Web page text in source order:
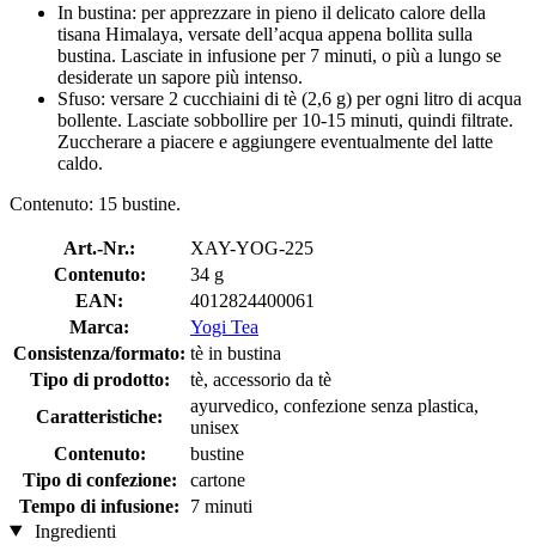
In bustina: per apprezzare in pieno il delicato calore della
tisana Himalaya, versate dell’acqua appena bollita sulla
bustina. Lasciate in infusione per 7 minuti, o più a lungo se
desiderate un sapore più intenso.
Sfuso: versare 2 cucchiaini di tè (2,6 g) per ogni litro di acqua
bollente. Lasciate sobbollire per 10-15 minuti, quindi filtrate.
Zuccherare a piacere e aggiungere eventualmente del latte
caldo.
Contenuto: 15 bustine.
Art.-Nr.:
XAY-YOG-225
Contenuto:
34 g
EAN:
4012824400061
Marca:
Yogi Tea
Consistenza/formato: tè in bustina
Tipo di prodotto:
tè, accessorio da tè
Caratteristiche:
ayurvedico, confezione senza plastica,
unisex
Contenuto:
bustine
Tipo di confezione:
cartone
Tempo di infusione:
7 minuti
Ingredienti